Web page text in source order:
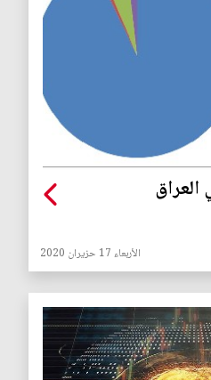
العراق
الأربعاء 17 حزيران 2020